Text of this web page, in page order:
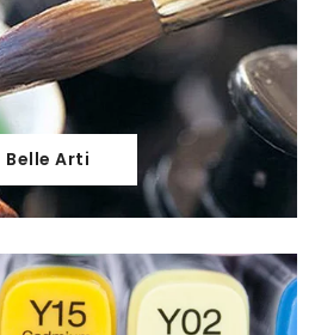
Belle Arti